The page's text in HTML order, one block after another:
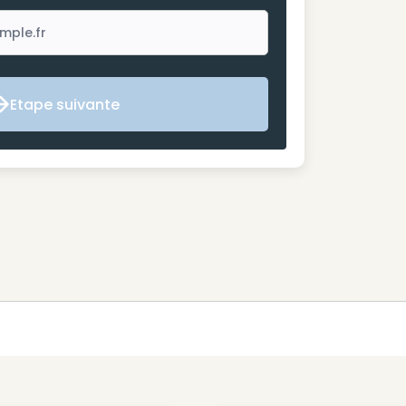
Etape suivante
Etape suivante